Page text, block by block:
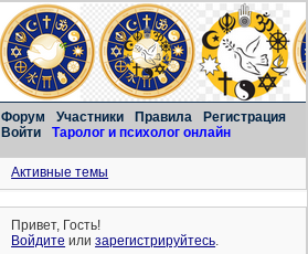
Форум Участники Правила
Регистрация
Войти
Таролог и психолог онлайн
Активные темы
Привет, Гость!
Войдите илизарегистрируйтесь.